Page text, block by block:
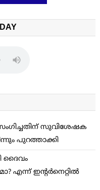
സുവിശേഷക
പുറത്താക്കി
ദൈവം
എന്ന് ഇന്റര്‍നെറ്റില്‍